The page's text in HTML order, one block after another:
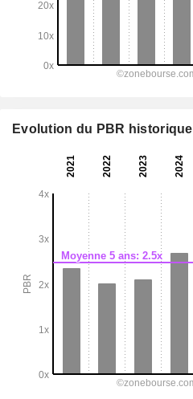
Evolution du PBR historique